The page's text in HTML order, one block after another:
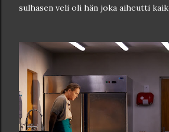
sulhasen veli oli hän joka aiheutti